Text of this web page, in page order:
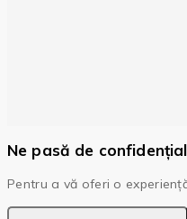
Ne pasă de
Pentru a vă oferi o